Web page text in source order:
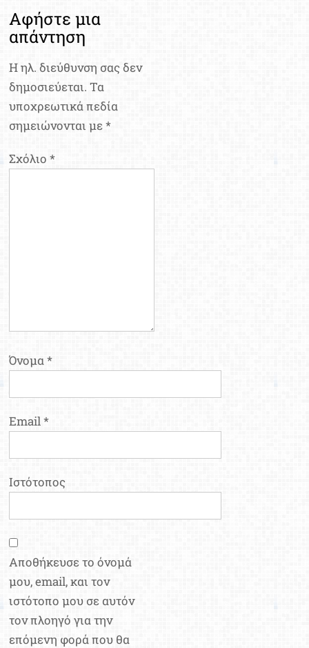
Αφήστε μια
απάντηση
Η ηλ. διεύθυνση σας δεν
δημοσιεύεται. Τα
υποχρεωτικά πεδία
σημειώνονται με*
Σχόλιο*
Όνομα*
Email*
Ιστότοπος
Αποθήκευσε το όνομά
μου, email, και τον
ιστότοπο μου σε αυτόν
τον πλοηγό για την
επόμενη φορά που θα